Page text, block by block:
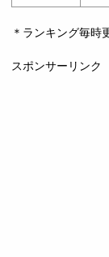
＊ランキング毎時
スポンサーリンク